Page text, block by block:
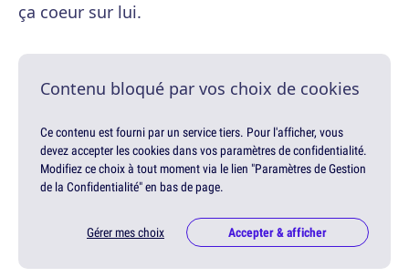
ça coeur sur lui.
Contenu bloqué par vos choix de cookies
Ce contenu est fourni par un service tiers. Pour l'afficher, vous
devez accepter les cookies dans vos paramètres de confidentialité.
Modifiez ce choix à tout moment via le lien "Paramètres de Gestion
de la Confidentialité" en bas de page.
Gérer mes choix Accepter & afficher